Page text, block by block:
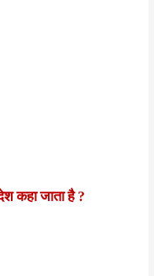
कहा जाता है ?